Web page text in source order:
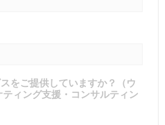
をご提供していますか？（ウ
ティング支援・コンサルティン